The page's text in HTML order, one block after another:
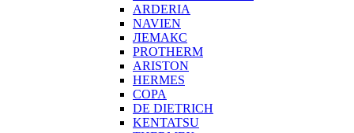
ARDERIA
NAVIEN
ЛЕМАКС
PROTHERM
ARISTON
HERMES
COPA
DE DIETRICH
KENTATSU